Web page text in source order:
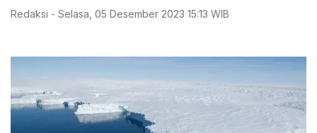
Redaksi - Selasa 05 Desember 2023 15:13 WIB